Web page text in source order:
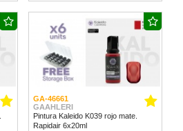
GA-46661
GAAHLERI
Pintura Kaleido K039 rojo mate.
Rapidair 6x20ml